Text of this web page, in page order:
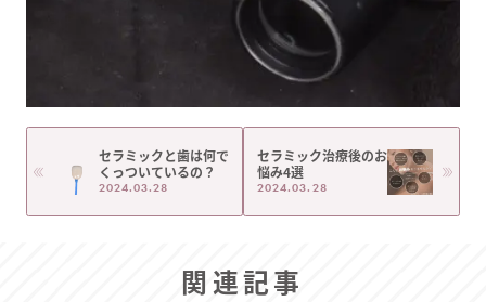
セラミックと歯は何で
くっついているの？
2024.03.28
セラミック治療後のお
悩み4選
2024.03.28
関連記事